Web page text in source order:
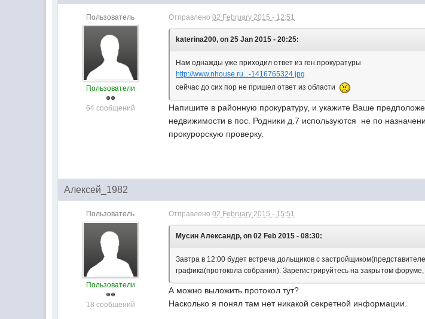
Пользователь
Пользователи
64 сообщений
Отправлено02 February 2015 - 12:51
katerina200, on 25 Jan 2015 - 20:25:
Нам однажды уже приходил ответ из ген.прокуратуры
http://www.nhouse.ru...-1416765324.jpg
сейчас до сих пор не пришел ответ из области
Напишите в районную прокуратуру, и укажите Ваше
недвижимости в пос. Родники д.7 используются не по
прокурорскую проверку.
Алексей_1982
Пользователь
Пользователи
18 сообщений
Отправлено02 February 2015 - 15:51
Мусин Александр, on 02 Feb 2015 - 08:30:
Завтра в 12:00 будет встреча дольщиков с
графика(протокола собрания). Зарегистрируйтесь на закрытом
А можно выложить протокол тут?
Насколько я понял там нет никакой секретной информации.